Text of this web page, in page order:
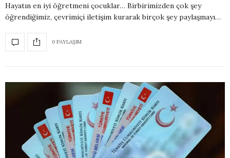
Hayatın en iyi öğretmeni çocuklar… Birbirimizden çok şey
öğrendiğimiz, çevrimiçi iletişim kurarak birçok şey paylaşmayı…
0 PAYLAŞIM